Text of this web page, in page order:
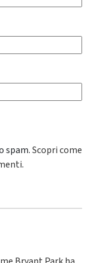
spam.Scopri come
.